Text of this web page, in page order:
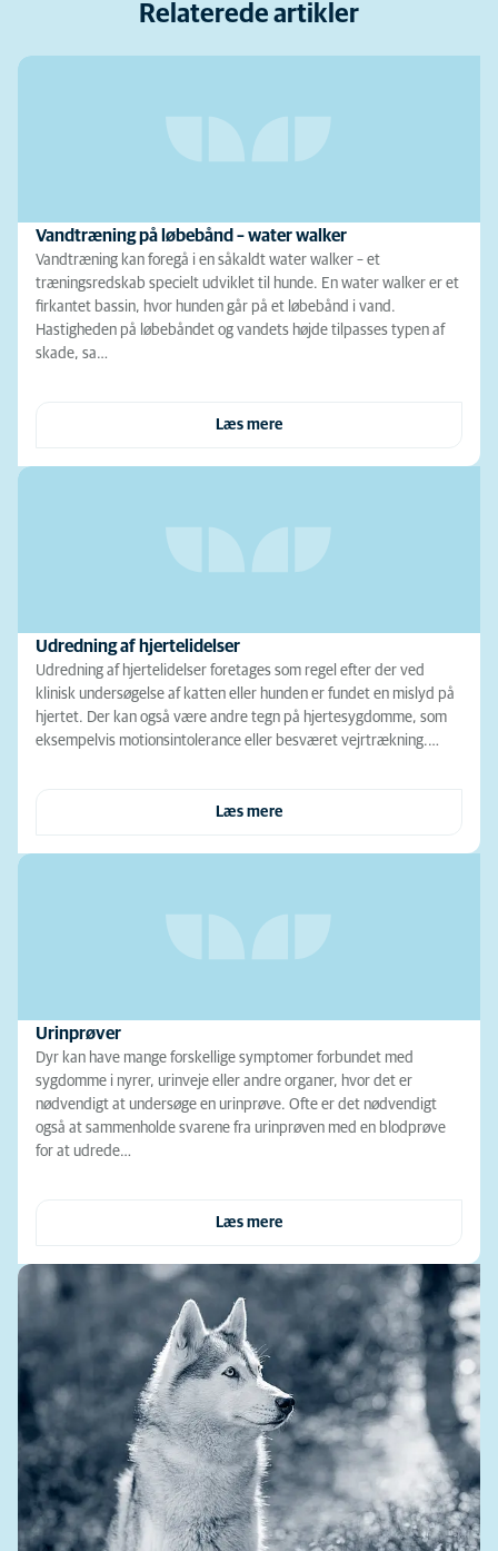
Relaterede artikler
Vandtræning på løbebånd – water walker
Vandtræning kan foregå i en såkaldt water walker – et
træningsredskab specielt udviklet til hunde. En water walker er et
firkantet bassin, hvor hunden går på et løbebånd i vand.
Hastigheden på løbebåndet og vandets højde tilpasses typen af
skade, sa…
Læs mere
Udredning af hjertelidelser
Udredning af hjertelidelser foretages som regel efter der ved
klinisk undersøgelse af katten eller hunden er fundet en mislyd på
hjertet. Der kan også være andre tegn på hjertesygdomme, som
eksempelvis motionsintolerance eller besværet vejrtrækning.…
Læs mere
Urinprøver
Dyr kan have mange forskellige symptomer forbundet med
sygdomme i nyrer, urinveje eller andre organer, hvor det er
nødvendigt at undersøge en urinprøve. Ofte er det nødvendigt
også at sammenholde svarene fra urinprøven med en blodprøve
for at udrede…
Læs mere